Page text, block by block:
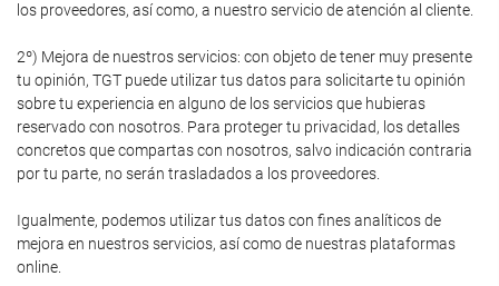
los proveedores, así como, a nuestro servicio de atención al cliente.
2º) Mejora de nuestros servicios: con objeto de tener muy presente
tu opinión, TGT puede utilizar tus datos para solicitarte tu opinión
sobre tu experiencia en alguno de los servicios que hubieras
reservado con nosotros. Para proteger tu privacidad, los detalles
concretos que compartas con nosotros, salvo indicación contraria
por tu parte, no serán trasladados a los proveedores.
Igualmente, podemos utilizar tus datos con fines analíticos de
mejora en nuestros servicios, así como de nuestras plataformas
online.